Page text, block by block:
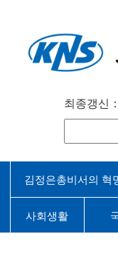
최종갱신
김정은총비서의 혁
사회생활